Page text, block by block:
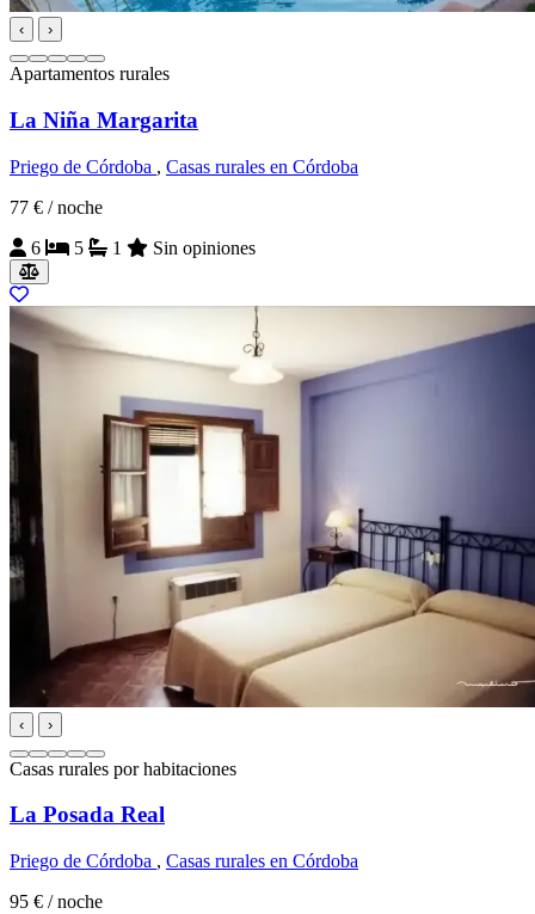
‹ ›
Apartamentos rurales
La Niña Margarita
Priego de Córdoba , Casas rurales en Córdoba
77 € / noche
6
5 1 Sin opiniones
‹ ›
Casas rurales por habitaciones
La Posada Real
Priego de Córdoba , Casas rurales en Córdoba
95 € / noche